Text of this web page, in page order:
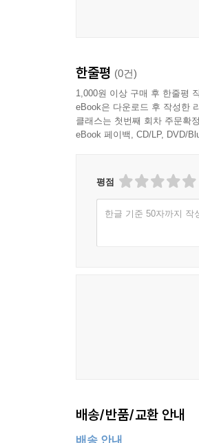
한줄평 (0건)
1,000원 이상 구매 후 한줄평
eBook은 다운로드 후 작성한
클래스는 첫번째 회차 주문확
eBook 페이백, CD/LP, DVD/
평점
한글 기준 50자까지 작
배송/반품/교환 안내
배송 안내